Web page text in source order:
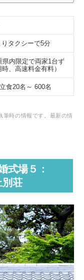
タクシーで5分
県内限定で両家1台ず
、高速料金有料）
食20名～ 600名
時の情報です。最新の情
式場５：
別荘